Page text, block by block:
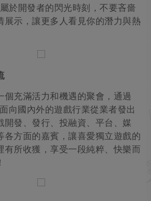
於開發者的閃光時刻，不要吝嗇
展示，讓更多人看見你的潛力與熱
個充滿活力和機遇的聚會，通過
向國內外的遊戲行業從業者發出
開發、發行、投融資、平台、媒
各方面的嘉賓，讓喜愛獨立遊戲的
有所收獲，享受一段純粹、快樂而